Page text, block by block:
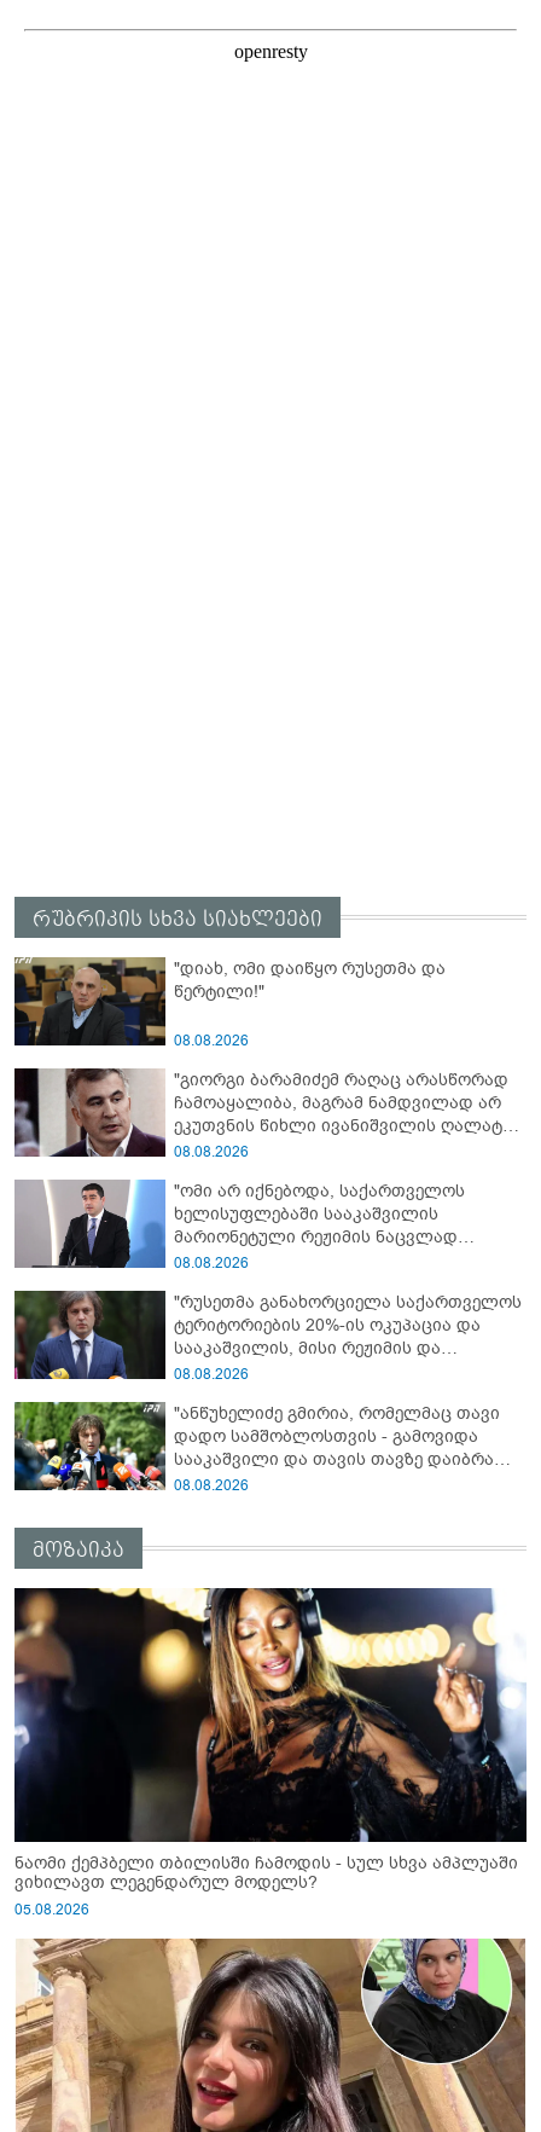
რუბრიკის სხვა სიახლეები
"დიახ, ომი დაიწყო რუსეთმა და
წერტილი!"
08.08.2026
"გიორგი ბარამიძემ რაღაც არასწორად
ჩამოაყალიბა, მაგრამ ნამდვილად არ
ეკუთვნის წიხლი ივანიშვილის ღალატზე
დაფუძნებული დიქტატურის
მსმენია ქართველების მიერ ტყვეების
დახვრეტაზე"
08.08.2026
"ომი არ იქნებოდა, საქართველოს
ხელისუფლებაში სააკაშვილის
მარიონეტული რეჟიმის ნაცვლად
„ქართული ოცნების“ მსგავსი
2008 წლის ომი თუ არ იქნებოდა, დიდი
ალბათობით, არც უკრაინის ომი
იქნებოდა"
08.08.2026
"რუსეთმა განახორციელა საქართველოს
ტერიტორიების 20%-ის ოკუპაცია და
სააკაშვილის, მისი რეჟიმის და
„ნაცმოძრაობის“ ღალატი ვერანაირად
დანაშაული ჩვენი სახელმწიფოს წინაშე"
08.08.2026
"ანწუხელიძე გმირია, რომელმაც თავი
დადო სამშობლოსთვის - გამოვიდა
სააკაშვილი და თავის თავზე დაიბრალა
ანწუხელიძის გმირობა, სამარცხვინო
ამგვარს სთხოვდნენ მას"
08.08.2026
მოზაიკა
ნაომი ქემპბელი თბილისში ჩამოდის - სულ სხვა ამპლუაში
ვიხილავთ ლეგენდარულ მოდელს?
05.08.2026